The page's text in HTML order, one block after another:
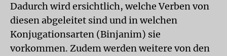
Dadurch wird ersichtlich, welche Verben von
diesen abgeleitet sind und in welchen
Konjugationsarten (Binjanim) sie
vorkommen. Zudem werden weitere von den